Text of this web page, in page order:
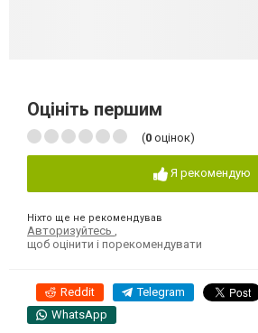
Оцініть першим
(0 оцінок)
Я рекомендую
Ніхто ще не рекомендував
Авторизуйтесь
щоб оцінити і порекомендувати
Reddit Telegram
WhatsApp